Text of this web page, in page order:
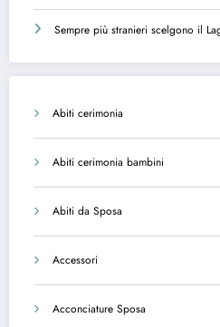
Sempre più stranieri scelgono il
Abiti cerimonia
Abiti cerimonia bambini
Abiti da Sposa
Accessori
Acconciature Sposa